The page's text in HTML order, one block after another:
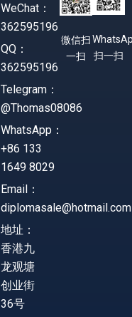
WeChat：
362595196
QQ：
362595196
Telegram：
@Thomas08086
WhatsApp：
+86 133
1649 8029
Email：
diplomasale@hotmail.com
地址：
香港九
龙观塘
创业街
36号
微信扫
一扫
扫一扫